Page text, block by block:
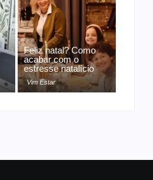
Feliz natal? Como
acabar com o
estresse natalício
Vim Estar